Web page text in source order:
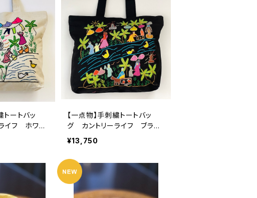
トートバッ
イフ ホワイ
綿 大容量
【一点物】手刺繍トートバッ
グ カントリーライフ ブラッ
ク エジプト綿 大容量 チ
ャック付き
¥13,750